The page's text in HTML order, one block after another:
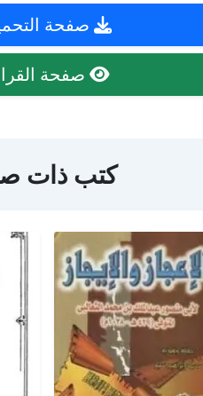
صفحة
صفحة
كتب ذات